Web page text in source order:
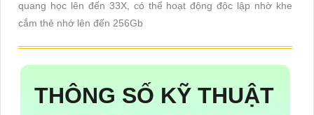
quang học lên đến 33X, có thể hoạt động độc lập nhờ khe
cắm thẻ nhớ lên đến 256Gb
THÔNG SỐ KỸ THUẬT